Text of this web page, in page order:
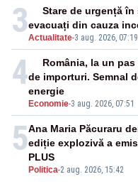
3Actualitate-3 aug. 2026, 07:19
Stare de urgență
evacuați din cauza
4
Economie-3 aug. 2026, 07:51
România, la un
de importuri. Semnal
energie
5
Politica-2 aug. 2026, 15:42
Ana Maria Păcuraru
ediție explozivă a
PLUS